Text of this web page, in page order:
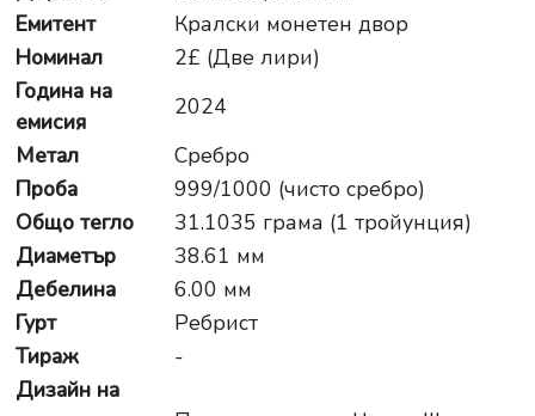
Емитент
Кралски монетен двор
Номинал
2£ (Две лири)
Година на
емисия
2024
Метал
Сребро
Проба
999/1000 (чисто сребро)
Общо тегло
31.1035 грама (1 тройунция)
Диаметър
38.61 мм
Дебелина
6.00 мм
Гурт
Ребрист
Тираж
-
Дизайн на